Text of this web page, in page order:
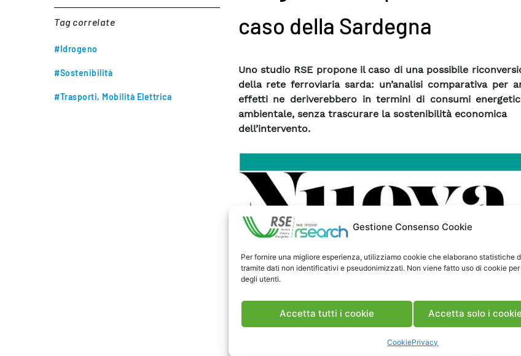
Gestione Consenso Cookie
Per fornire una migliore esperienza, utilizziamo cookie che elaborano statistiche
tramite dati non identificativi e pseudonimizzati. Non viene fatto uso di cookie
degli utenti.
Accetta tutti i cookie Accetta solo i
CookiePrivacy
Tag correlate
#Idrogeno
#Sostenibilità
#Trasporti, Mobilità Elettrica
caso della Sardegna
Uno studio RSE propone il caso di una possibile
della rete ferroviaria sarda: un’analisi comparativa per
effetti ne deriverebbero in termini di consumi
ambientale, senza trascurare la sostenibilità economica
dell’intervento.